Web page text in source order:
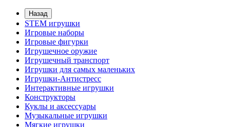
Назад
STEM игрушки
Игровые наборы
Игровые фигурки
Игрушечное оружие
Игрушечный транспорт
Игрушки для самых маленьких
Игрушки-Антистресс
Интерактивные игрушки
Конструкторы
Куклы и аксессуары
Музыкальные игрушки
Мягкие игрушки